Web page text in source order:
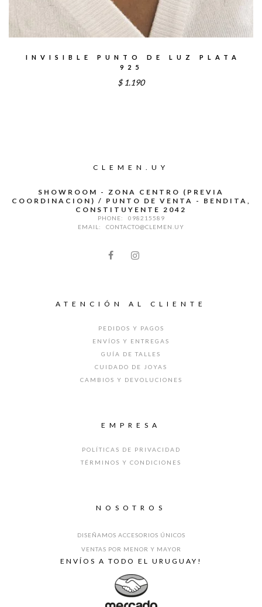
INVISIBLE PUNTO DE LUZ PLATA
925
$ 1.190
CLEMEN.UY
SHOWROOM - ZONA CENTRO (PREVIA
COORDINACION) / PUNTO DE VENTA - BENDITA,
CONSTITUYENTE 2042
PHONE:
098215589
EMAIL:
CONTACTO@CLEMEN.UY
ATENCIÓN AL CLIENTE
PEDIDOS Y PAGOS
ENVÍOS Y ENTREGAS
GUÍA DE TALLES
CUIDADO DE JOYAS
CAMBIOS Y DEVOLUCIONES
EMPRESA
POLÍTICAS DE PRIVACIDAD
TÉRMINOS Y CONDICIONES
NOSOTROS
DISEÑAMOS ACCESORIOS ÚNICOS
VENTAS POR MENOR Y MAYOR
ENVÍOS A TODO EL URUGUAY!